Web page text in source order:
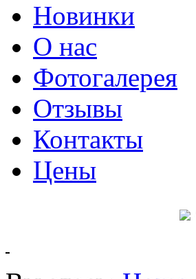
Новинки
О нас
Фотогалерея
Отзывы
Контакты
Цены